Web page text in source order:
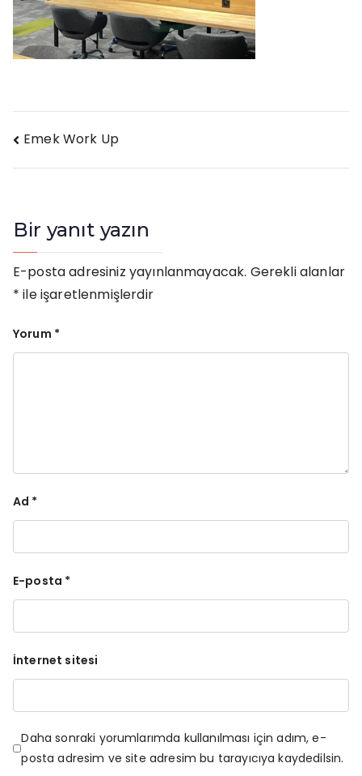
Yazı
gezinmesi
Emek Work Up
Bir yanıt yazın
E-posta adresiniz yayınlanmayacak. Gerekli alanlar
* ile işaretlenmişlerdir
Yorum *
Ad *
E-posta *
İnternet sitesi
Daha sonraki yorumlarımda kullanılması için adım, e-
posta adresim ve site adresim bu tarayıcıya kaydedilsin.